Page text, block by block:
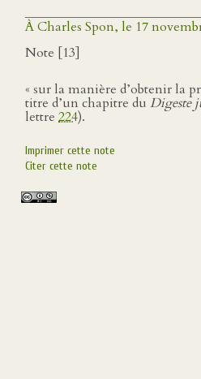
À Charles Spon, le 17
Note [13]
« sur la manière d’obtenir la
titre d’un chapitre du Digeste
lettre 224).
Imprimer cette note
Citer cette note